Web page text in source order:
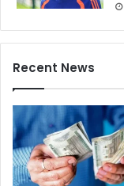
Recent News